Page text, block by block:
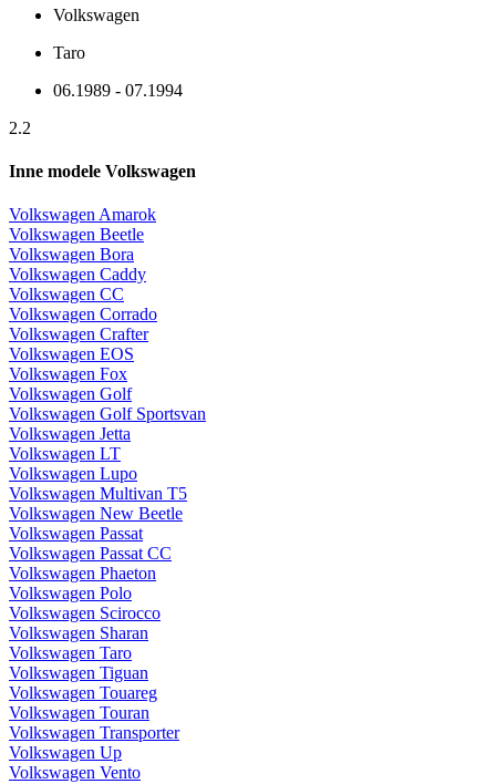
Volkswagen
Taro
06.1989 - 07.1994
2.2
Inne modele Volkswagen
Volkswagen Amarok
Volkswagen Beetle
Volkswagen Bora
Volkswagen Caddy
Volkswagen CC
Volkswagen Corrado
Volkswagen Crafter
Volkswagen EOS
Volkswagen Fox
Volkswagen Golf
Volkswagen Golf Sportsvan
Volkswagen Jetta
Volkswagen LT
Volkswagen Lupo
Volkswagen Multivan T5
Volkswagen New Beetle
Volkswagen Passat
Volkswagen Passat CC
Volkswagen Phaeton
Volkswagen Polo
Volkswagen Scirocco
Volkswagen Sharan
Volkswagen Taro
Volkswagen Tiguan
Volkswagen Touareg
Volkswagen Touran
Volkswagen Transporter
Volkswagen Up
Volkswagen Vento